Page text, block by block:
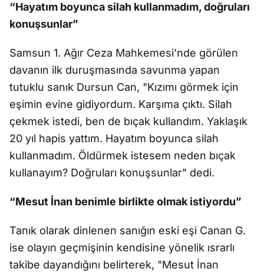
“Hayatım boyunca silah kullanmadım, doğruları
konuşsunlar”
Samsun 1. Ağır Ceza Mahkemesi'nde görülen
davanın ilk duruşmasında savunma yapan
tutuklu sanık Dursun Can, "Kızımı görmek için
eşimin evine gidiyordum. Karşıma çıktı. Silah
çekmek istedi, ben de bıçak kullandım. Yaklaşık
20 yıl hapis yattım. Hayatım boyunca silah
kullanmadım. Öldürmek istesem neden bıçak
kullanayım? Doğruları konuşsunlar" dedi.
“Mesut İnan benimle birlikte olmak istiyordu”
Tanık olarak dinlenen sanığın eski eşi Canan G.
ise olayın geçmişinin kendisine yönelik ısrarlı
takibe dayandığını belirterek, "Mesut İnan